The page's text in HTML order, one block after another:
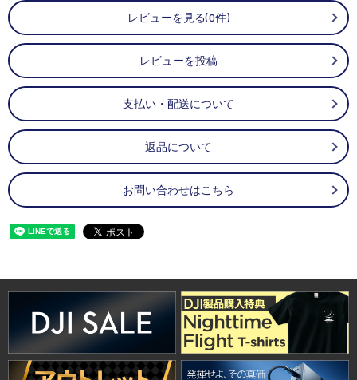
レビューを見る(0件)
レビューを投稿
支払い・配送について
返品について
お問い合わせはこちら